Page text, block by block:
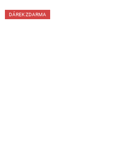
DÁREK ZDARMA